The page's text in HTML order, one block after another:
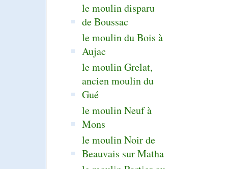
le moulin disparu
de Boussac
le moulin du Bois à
Aujac
le moulin Grelat,
ancien moulin du
Gué
le moulin Neuf à
Mons
le moulin Noir de
Beauvais sur Matha